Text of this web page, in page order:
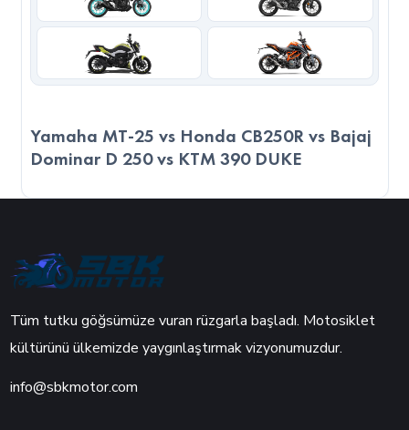
Yamaha MT-25 vs Honda CB250R vs Bajaj
Dominar D 250 vs KTM 390 DUKE
Tüm tutku göğsümüze vuran rüzgarla başladı. Motosiklet
kültürünü ülkemizde yaygınlaştırmak vizyonumuzdur.
info@sbkmotor.com